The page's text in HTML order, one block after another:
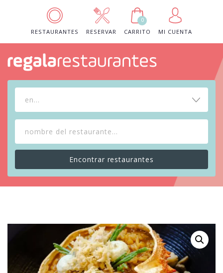
RESTAURANTES RESERVAR
0
CARRITO
MI CUENTA
en...